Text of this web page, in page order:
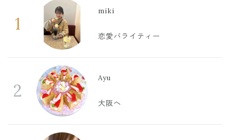
1
miki
恋愛バライティー
2
Ayu
大阪へ